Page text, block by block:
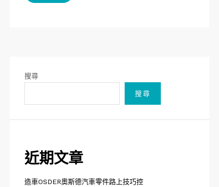
搜尋
搜尋
近期文章
造車OSDER奧斯德汽車零件路上技巧控